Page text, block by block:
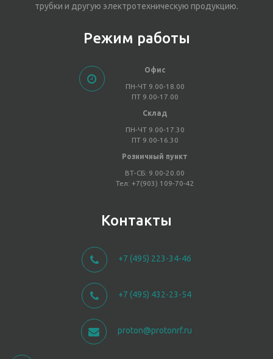
трубки и другую электротехническую продукцию.
Режим работы
Офис
ПН-ЧТ 9.00-18.00
ПТ 9.00-17.00
Склад
ПН-ЧТ 9.00-17.30
ПТ 9.00-16.30
Розничный пункт
ВТ-СБ: 9.00-20.00
Тел: +7(903) 109-70-42
Контакты
+7 (495) 223-34-46
+7 (495) 432-23-54
proton@protonrf.ru